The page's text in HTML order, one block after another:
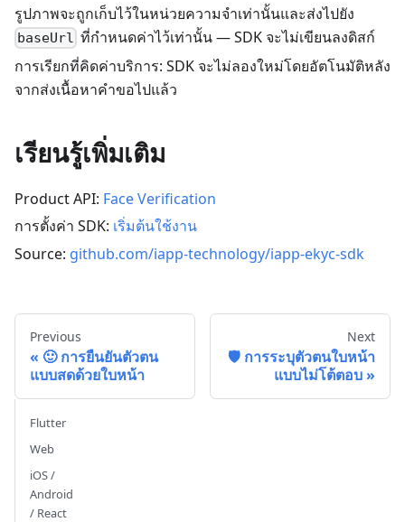
รูปภาพจะถูกเก็บไว้ในหน่วยความจำเท่านั้นและส่งไปยัง
baseUrl ที่กำหนดค่าไว้เท่านั้น — SDK จะไม่เขียนลงดิสก์
การเรียกที่คิดค่าบริการ: SDK จะไม่ลองใหม่โดยอัตโนมัติหลัง
จากส่งเนื้อหาคำขอไปแล้ว
เรียนรู้เพิ่มเติม
Product API: Face Verification
การตั้งค่า SDK: เริ่มต้นใช้งาน
Source: github.com/iapp-technology/iapp-ekyc-sdk
Previous
🙂 การยืนยันตัวตน
แบบสดด้วยใบหน้า
Next
🛡️ การระบุตัวตนใบหน้า
แบบไม่โต้ตอบ
Flutter
Web
iOS /
Android
/ React